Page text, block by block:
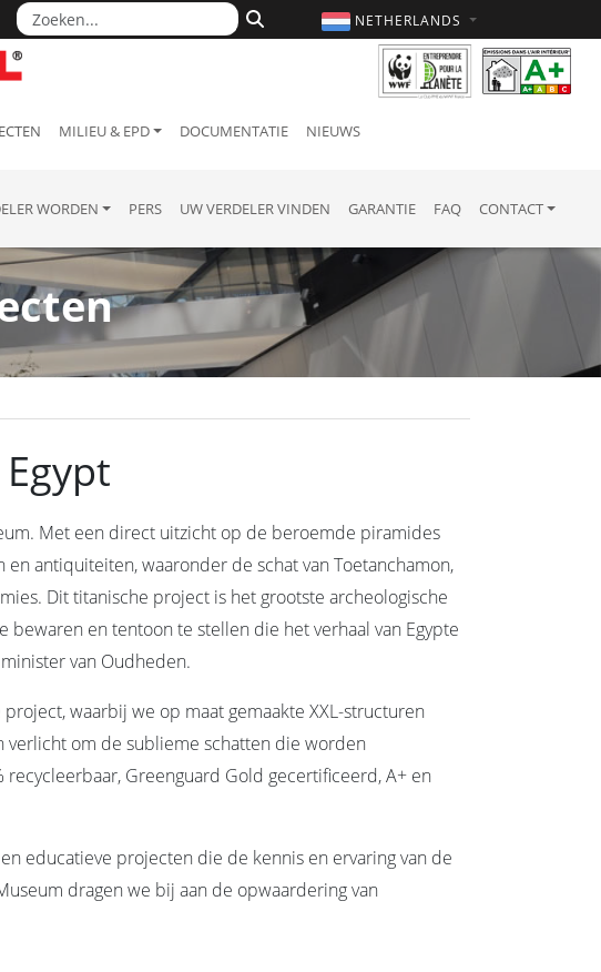
NETHERLANDS
MILIEU & EPD DOCUMENTATIE NIEUWS
WORDEN PERS UW VERDELER VINDEN GARANTIE FAQ CONTACT
Met een direct uitzicht op de beroemde piramides
antiquiteiten, waaronder de schat van Toetanchamon,
Dit titanische project is het grootste archeologische
en tentoon te stellen die het verhaal van Egypte
van Oudheden.
waarbij we op maat gemaakte XXL-structuren
om de sublieme schatten die worden
Greenguard Gold gecertificeerd, A+ en
educatieve projecten die de kennis en ervaring van de
dragen we bij aan de opwaardering van